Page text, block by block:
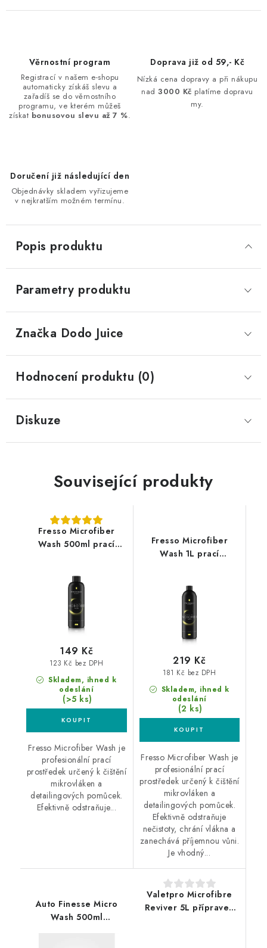
Věrnostní program
Registrací v našem e-shopu
automaticky získáš slevu a
zařadíš se do věrnostního
programu, ve kterém můžeš
získat bonusovou slevu až 7 %.
Doprava již od 59,- Kč
Nízká cena dopravy a při nákupu
nad3000 Kč platíme dopravu
my.
Doručení již následující den
Objednávky skladem vyřizujeme
v nejkratším možném termínu.
Popis produktu
Parametry produktu
Značka Dodo Juice
Hodnocení produktu (0)
Diskuze
Související produkty
Fresso Microfiber
Wash 500ml prací
Skladem, ihned k
odeslání
(>5 ks)
123 Kč bez DPH
149 Kč
Fresso Microfiber Wash je
profesionální prací
prostředek určený k čištění
mikrovláken a
detailingových pomůcek.
Efektivně odstraňuje...
Fresso Microfiber
Wash 1L prací
Skladem, ihned k
odeslání
(2 ks)
181 Kč bez DPH
219 Kč
Fresso Microfiber Wash je
profesionální prací
prostředek určený k čištění
mikrovláken a
detailingových pomůcek.
Efektivně odstraňuje
nečistoty, chrání vlákna a
zanechává příjemnou vůni.
Je vhodný...
Auto Finesse Micro
Wash 500ml
Valetpro Microfibre
Reviver 5L přípravek